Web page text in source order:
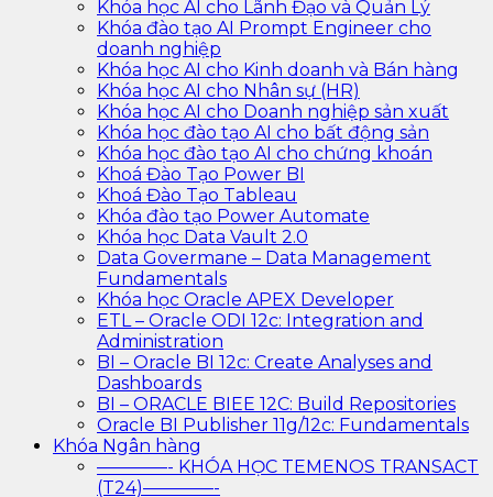
Khóa học AI cho Lãnh Đạo và Quản Lý
Khóa đào tạo AI Prompt Engineer cho
doanh nghiệp
Khóa học AI cho Kinh doanh và Bán hàng
Khóa học AI cho Nhân sự (HR)
Khóa học AI cho Doanh nghiệp sản xuất
Khóa học đào tạo AI cho bất động sản
Khóa học đào tạo AI cho chứng khoán
Khoá Đào Tạo Power BI
Khoá Đào Tạo Tableau
Khóa đào tạo Power Automate
Khóa học Data Vault 2.0
Data Govermane – Data Management
Fundamentals
Khóa học Oracle APEX Developer
ETL – Oracle ODI 12c: Integration and
Administration
BI – Oracle BI 12c: Create Analyses and
Dashboards
BI – ORACLE BIEE 12C: Build Repositories
Oracle BI Publisher 11g/12c: Fundamentals
Khóa Ngân hàng
————- KHÓA HỌC TEMENOS TRANSACT
(T24)————-